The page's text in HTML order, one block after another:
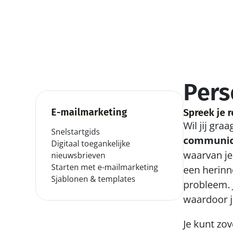
E-mailmarketing
Snelstartgids
Digitaal toegankelijke
nieuwsbrieven
Starten met e-mailmarketing
Sjablonen & templates
Spreek je
Wil jij
waarvan
een
probleem.
waardoor
Je kunt